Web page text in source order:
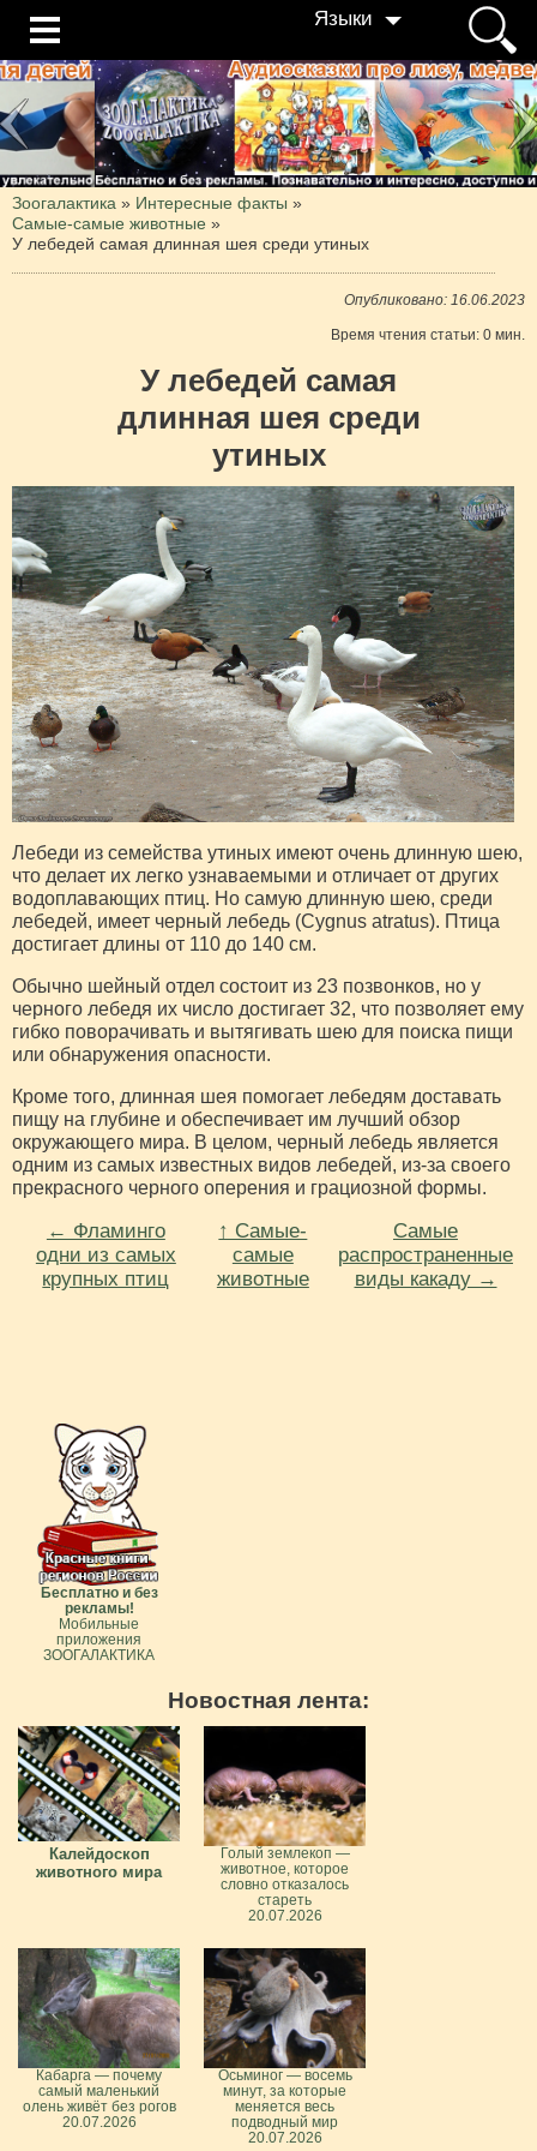
Языки
Зоогалактика » Интересные факты »
Самые-самые животные »
У лебедей самая длинная шея среди утиных
Опубликовано: 16.06.2023
Время чтения статьи: 0 мин.
У лебедей самая
длинная шея среди
утиных
Лебеди из семейства утиных имеют очень длинную шею,
что делает их легко узнаваемыми и отличает от других
водоплавающих птиц. Но самую длинную шею, среди
лебедей, имеет черный лебедь (Cygnus atratus). Птица
достигает длины от 110 до 140 см.
Обычно шейный отдел состоит из 23 позвонков, но у
черного лебедя их число достигает 32, что позволяет ему
гибко поворачивать и вытягивать шею для поиска пищи
или обнаружения опасности.
Кроме того, длинная шея помогает лебедям доставать
пищу на глубине и обеспечивает им лучший обзор
окружающего мира. В целом, черный лебедь является
одним из самых известных видов лебедей, из-за своего
прекрасного черного оперения и грациозной формы.
← Фламинго
одни из самых
крупных птиц
↑ Самые-
самые
животные
Самые
распространенные
виды какаду →
Бесплатно и без
рекламы!
Мобильные
приложения
ЗООГАЛАКТИКА
Новостная лента:
Калейдоскоп
животного мира
Голый землекоп —
животное, которое
словно отказалось
стареть
20.07.2026
Кабарга — почему
самый маленький
олень живёт без рогов
20.07.2026
Осьминог — восемь
минут, за которые
меняется весь
подводный мир
20.07.2026